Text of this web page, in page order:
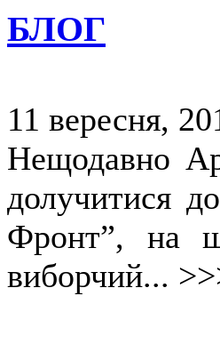
БЛОГ
11 вересня,
Нещодавно
долучитися
Фронт”, на
виборчий...